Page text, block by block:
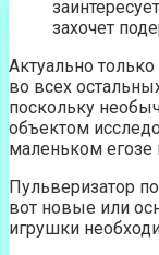
захочет
Актуально
во всех
поскольку
объектом
маленьком егозе
Пульверизатор
вот новые или
игрушки